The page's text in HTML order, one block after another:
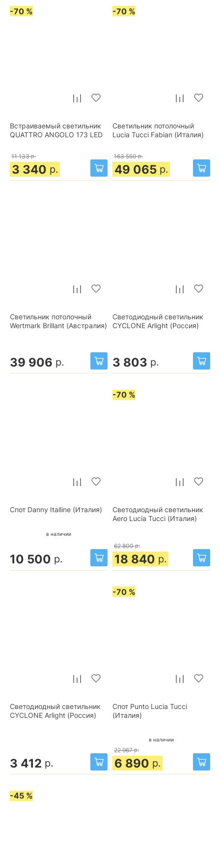
-70 %
Встраиваемый светильник
QUATTRO ANGOLO 173 LED
11 133 р.
3 340 р.
-70 %
Светильник потолочный
Lucia Tucci Fabian (Италия)
163 550 р.
49 065 р.
Светильник потолочный
Wertmark Brillant (Австралия)
39 906 р.
Светодиодный светильник
CYCLONE Arlight (Россия)
3 803 р.
Спот Danny Italline (Италия)
в наличии
10 500 р.
-70 %
Светодиодный светильник
Aero Lucia Tucci (Италия)
62 800 р.
18 840 р.
Светодиодный светильник
CYCLONE Arlight (Россия)
3 412 р.
-70 %
Спот Punto Lucia Tucci
(Италия)
в наличии
22 967 р.
6 890 р.
-45 %